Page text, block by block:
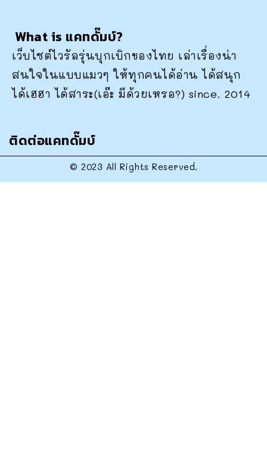
What is แคทดั๊มบ์?
เว็บไซต์ไวรัลรุ่นบุกเบิกของไทย เล่าเรื่องน่า
สนใจในแบบแมวๆ ให้ทุกคนได้อ่าน ได้สนุก
ได้เฮฮา ได้สาระ(เอ๊ะ มีด้วยเหรอ?) since. 2014
ติดต่อแคทดั๊มบ์
© 2023 All Rights Reserved.